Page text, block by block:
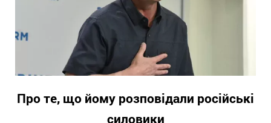
Про те, що йому розповідали російські
силовики